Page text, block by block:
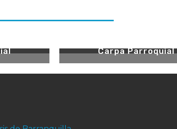
Carpa Parroquial